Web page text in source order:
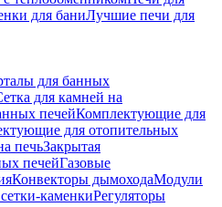
для баниЛучшие печи для
для банных
для камней на
печейКомплектующие для
для отопительных
печьЗакрытая
печейГазовые
Конвекторы дымоходаМодули
каменкиРегуляторы